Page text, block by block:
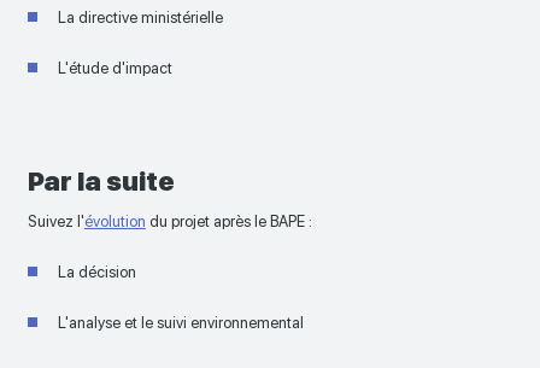
La directive ministérielle
L'étude d'impact
Par la suite
Suivez l'évolution du projet après le BAPE :
La décision
L'analyse et le suivi environnemental